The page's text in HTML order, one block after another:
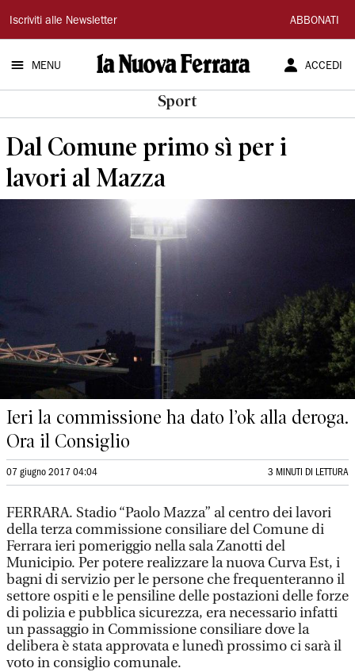
La
Nuova
Ferrara
Iscriviti alle Newsletter ABBONATI
MENU ACCEDI
Sport
Dal Comune primo sì per i
lavori al Mazza
Ieri la commissione ha dato l’ok alla deroga.
Ora il Consiglio
07 giugno 2017 04:04 3 MINUTI DI LETTURA
FERRARA. Stadio “Paolo Mazza” al centro dei lavori
della terza commissione consiliare del Comune di
Ferrara ieri pomeriggio nella sala Zanotti del
Municipio. Per potere realizzare la nuova Curva Est, i
bagni di servizio per le persone che frequenteranno il
settore ospiti e le pensiline delle postazioni delle forze
di polizia e pubblica sicurezza, era necessario infatti
un passaggio in Commissione consiliare dove la
delibera è stata approvata e lunedì prossimo ci sarà il
voto in consiglio comunale.